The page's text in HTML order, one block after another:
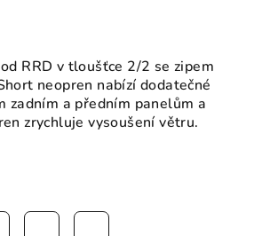
RRD v tloušťce 2/2 se zipem
neopren nabízí dodatečné
zadním a předním panelům a
zrychluje vysoušení větru.